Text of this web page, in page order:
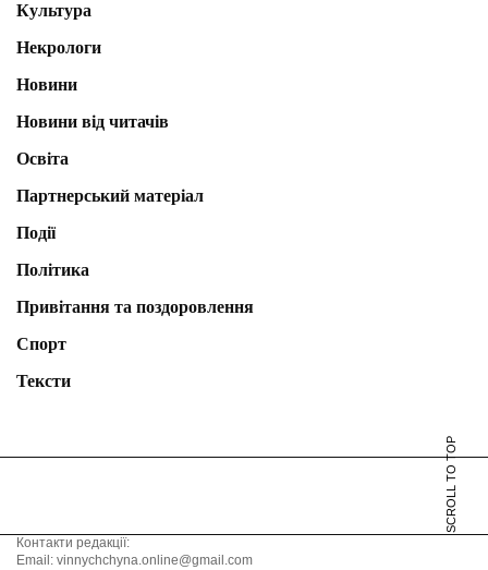
Культура
Некрологи
Новини
Новини від читачів
Освіта
Партнерський матеріал
Події
Політика
Привітання та поздоровлення
Спорт
Тексти
SCROLL TO TOP
Контакти редакції:
Email: vinnychchyna.online@gmail.com